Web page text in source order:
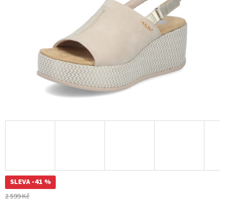
SLEVA -41 %
2 599 Kč